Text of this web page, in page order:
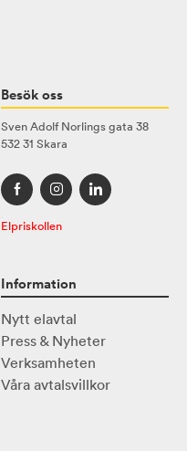
Besök oss
Sven Adolf Norlings gata 38
532 31 Skara
Elpriskollen
Information
Nytt elavtal
Press & Nyheter
Verksamheten
Våra avtalsvillkor